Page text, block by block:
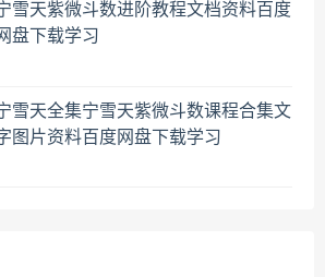
雪天紫微斗数进阶教程文档资料百度
盘下载学习
雪天全集宁雪天紫微斗数课程合集文
图片资料百度网盘下载学习